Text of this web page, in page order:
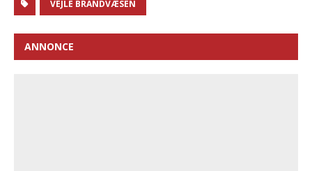
VEJLE BRANDVÆSEN
ANNONCE